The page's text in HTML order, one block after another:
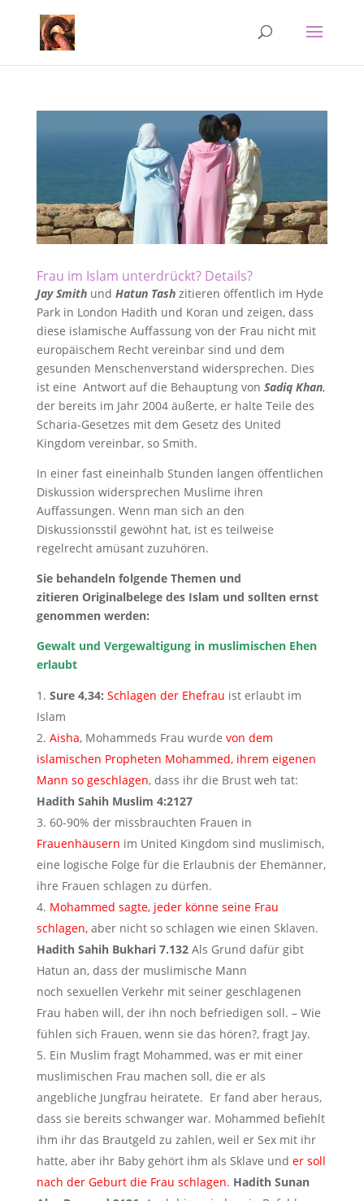
Frau im Islam unterdrückt? Details?
Jay Smithund Hatun Tashzitieren öffentlich im Hyde
Park in London Hadith und Koran und zeigen, dass
diese islamische Auffassung von der Frau nicht mit
europäischem Recht vereinbar sind und dem
gesunden Menschenverstand widersprechen. Dies
ist eine Antwort auf die Behauptung von Sadiq Khan,
der bereits im Jahr 2004 äußerte, er halte Teile des
Scharia-Gesetzes mit dem Gesetz des United
Kingdom vereinbar, so Smith.
In einer fast eineinhalb Stunden langen öffentlichen
Diskussion widersprechen Muslime ihren
Auffassungen. Wenn man sich an den
Diskussionsstil gewöhnt hat, ist es teilweise
regelrecht amüsant zuzuhören.
Sie behandeln folgende Themen und
zitieren Originalbelege des Islam und sollten ernst
genommen werden:
Gewalt und Vergewaltigung in muslimischen Ehen
erlaubt
Sure 4,34: Schlagen der Ehefrau ist erlaubt im
Islam
Aisha, Mohammeds Frau wurde von dem
islamischen Propheten Mohammed, ihrem eigenen
Mann so geschlagen, dass ihr die Brust weh tat:
Hadith Sahih Muslim 4:2127
60-90% der missbrauchten Frauen in
Frauenhäusern im United Kingdom sind muslimisch,
eine logische Folge für die Erlaubnis der Ehemänner,
ihre Frauen schlagen zu dürfen.
Mohammed sagte, jeder könne seine Frau
schlagen,aber nicht so schlagen wie einen Sklaven.
Hadith Sahih Bukhari 7.132Als Grund dafür gibt
Hatun an, dass der muslimische Mann
noch sexuellen Verkehr mit seiner geschlagenen
Frau haben will, der ihn noch befriedigen soll. – Wie
fühlen sich Frauen, wenn sie das hören?, fragt Jay.
Ein Muslim fragt Mohammed, was er mit einer
muslimischen Frau machen soll, die er als
angebliche Jungfrau heiratete. Er fand aber heraus,
dass sie bereits schwanger war. Mohammed befiehlt
ihm ihr das Brautgeld zu zahlen, weil er Sex mit ihr
hatte, aber ihr Baby gehört ihm als Sklave und er soll
nach der Geburt die Frau schlagen. Hadith Sunan